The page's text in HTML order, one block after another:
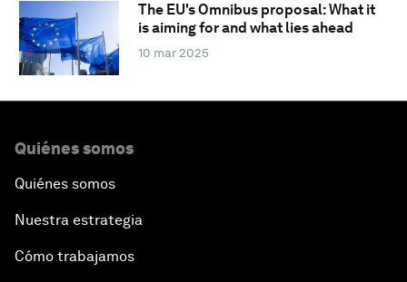
The EU's Omnibus proposal: What it
is aiming for and what lies ahead
10 mar 2025
Quiénes somos
Quiénes somos
Nuestra estrategia
Cómo trabajamos